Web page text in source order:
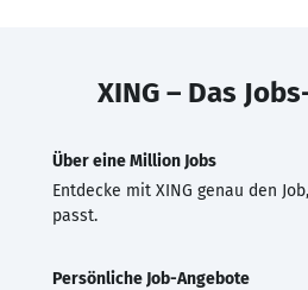
XING – Das
Über eine Million Jobs
Entdecke mit XING genau den
passt.
Persönliche Job-Angebote